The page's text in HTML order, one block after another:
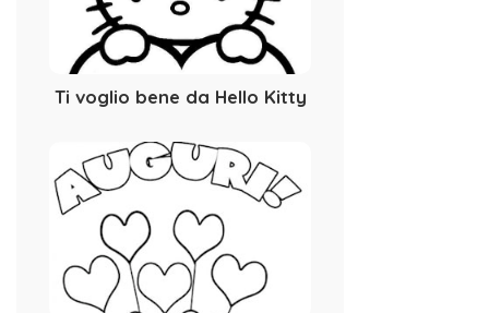
Ti voglio bene da Hello Kitty